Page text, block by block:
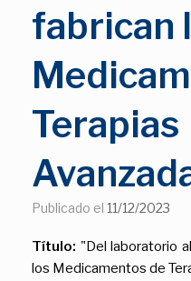
fabrican
Terapias
Publicado el 11/12/2023
Título: "Del laboratorio
los Medicamentos de